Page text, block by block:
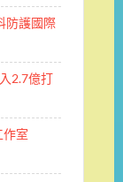
防護國際
2.7億打
作室